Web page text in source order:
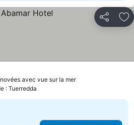
Partager
avec vue sur la mer
: Tuerredda